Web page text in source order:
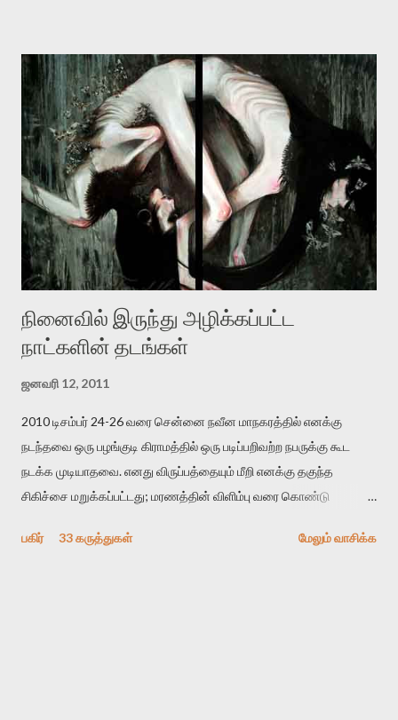
தனது இணையதளத்திலே தொடர்ந்து பதிவு செய்கிறார். உயிர்மை
இன்னும் சில வருடங்களுக்கு தனக்கு எதிராக எழுத்தாளர்களை ஏவி
விட்டபடி இருக்கும் என்று ஒரு அச்சத்தை வெளிப்படுத்தியபடி
இருக்கிறார். அவர் கடுமையான பாதுகாப்பின்மை மனநிலையில் உள்ளார்.
உயிர்மை அவரை தாக்க உத்தேசித்தாலும் இல்லை என்றாலும்
ஜெயமோகன் அந்த பிரமையால் தொடர்ந்து அச்சுறுத்தலுக்கு உள்ளாகி
உள்ளார். உங்களை பற்றின இந்த தாக்குதல் கூட இதன் வெளிப்பாடு தான்”.
உண்மையே! ராக்கி படத்தில் குத்துச்சண்டை வீரராக வரும் சில்வெஸ்டர்
ஓரிடத்தில் சொல்வார்: ...
நினைவில் இருந்து அழிக்கப்பட்ட
நாட்களின் தடங்கள்
ஜனவரி 12, 2011
2010 டிசம்பர் 24-26 வரை சென்னை நவீன மாநகரத்தில் எனக்கு
நடந்தவை ஒரு பழங்குடி கிராமத்தில் ஒரு படிப்பறிவற்ற நபருக்கு கூட
நடக்க முடியாதவை. எனது விருப்பத்தையும் மீறி எனக்கு தகுந்த
சிகிச்சை மறுக்கப்பட்டது; மரணத்தின் விளிம்பு வரை கொண்டு
பகிர்
33 கருத்துகள் மேலும் வாசிக்க